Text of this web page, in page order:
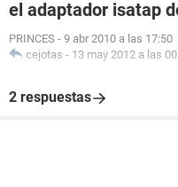
el adaptador isatap
PRINCES - 9 abr 2010 a las 17:50
cejotas - 13 may 2012 a las
2 respuestas